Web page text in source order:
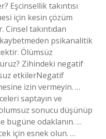
Eşcinsellik takıntısı
için kesin çözüm
takıntıdan
psikanalitik
Ölümsüz
Zihindeki negatif
etkilerNegatif
izin vermeyin. …
saptayın ve
sonucu düşünüp
bugüne odaklanın. …
için esnek olun. …